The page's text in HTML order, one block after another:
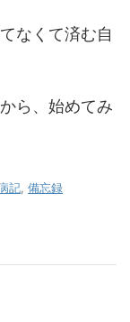
なくて済む自
ら、始めてみ
記 備忘録